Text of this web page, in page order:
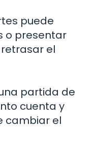
puede
o presentar
el
partida de
cuenta y
cambiar el